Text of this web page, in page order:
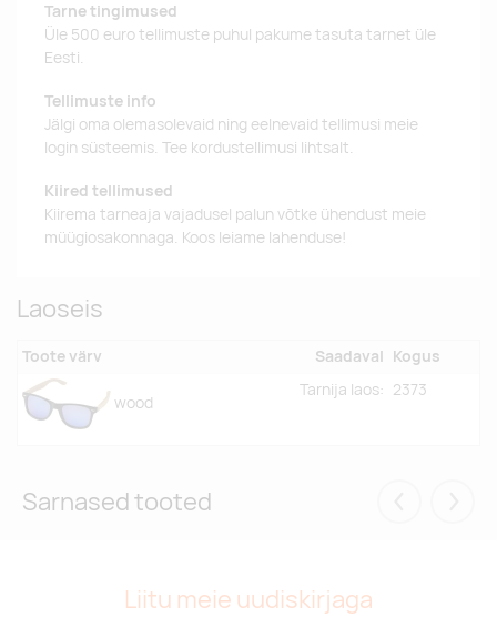
Tarne tingimused
Üle 500 euro tellimuste puhul pakume tasuta tarnet üle
Eesti.
Tellimuste info
Jälgi oma olemasolevaid ning eelnevaid tellimusi meie
login süsteemis. Tee kordustellimusi lihtsalt.
Kiired tellimused
Kiirema tarneaja vajadusel palun võtke ühendust meie
müügiosakonnaga. Koos leiame lahenduse!
Laoseis
Toote värv Saadaval Kogus
wood
Tarnija laos: 2373
Sarnased tooted
Liitu meie uudiskirjaga